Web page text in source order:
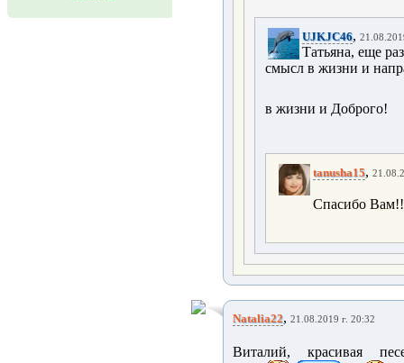
UJKJC46,
Татьяна, еще
смысл в жизни и
в жизни и Доброго!
tanusha15,
Спасибо
Natalia22, 21.08.2019 г. 20:32
Виталий, красивая